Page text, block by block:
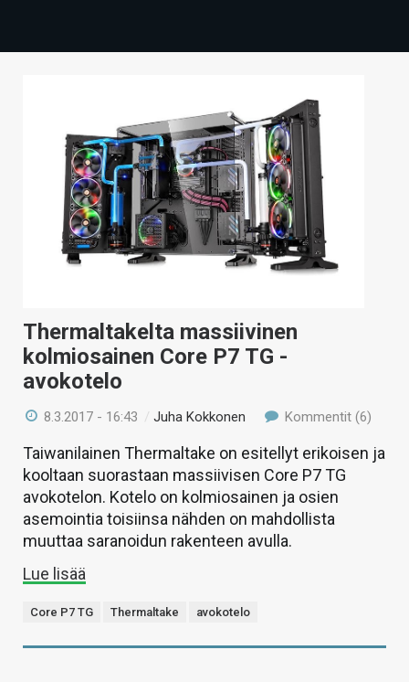
TECHBBS
HINTA.FI
VAIHDA TEEMA
Thermaltakelta massiivinen
kolmiosainen Core P7 TG -
avokotelo
8.3.2017 - 16:43 /Juha Kokkonen Kommentit (6)
Taiwanilainen Thermaltake on esitellyt erikoisen ja
kooltaan suorastaan massiivisen Core P7 TG
avokotelon. Kotelo on kolmiosainen ja osien
asemointia toisiinsa nähden on mahdollista
muuttaa saranoidun rakenteen avulla.
Lue lisää
Core P7 TG Thermaltake avokotelo